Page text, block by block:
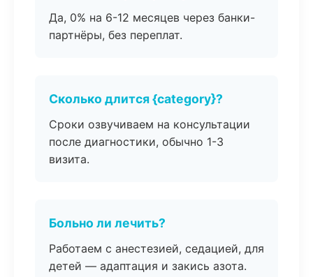
Да, 0% на 6-12 месяцев через банки-
партнёры, без переплат.
Сколько длится {category}?
Сроки озвучиваем на консультации
после диагностики, обычно 1-3
визита.
Больно ли лечить?
Работаем с анестезией, седацией, для
детей — адаптация и закись азота.